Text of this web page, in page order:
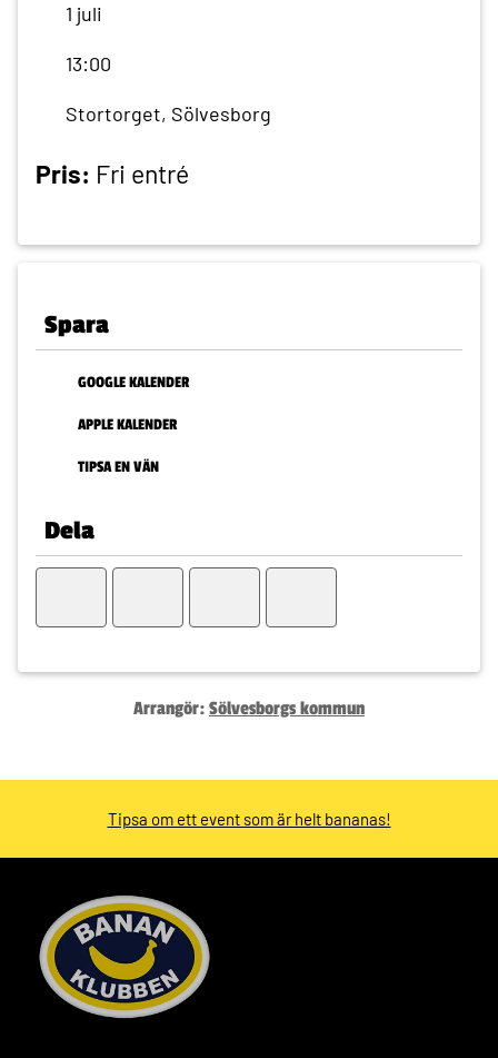
1 juli
13:00
Stortorget, Sölvesborg
Pris: Fri entré
Spara
GOOGLE KALENDER
APPLE KALENDER
TIPSA EN VÄN
Dela
Arrangör: Sölvesborgs kommun
Tipsa om ett event som är helt bananas!